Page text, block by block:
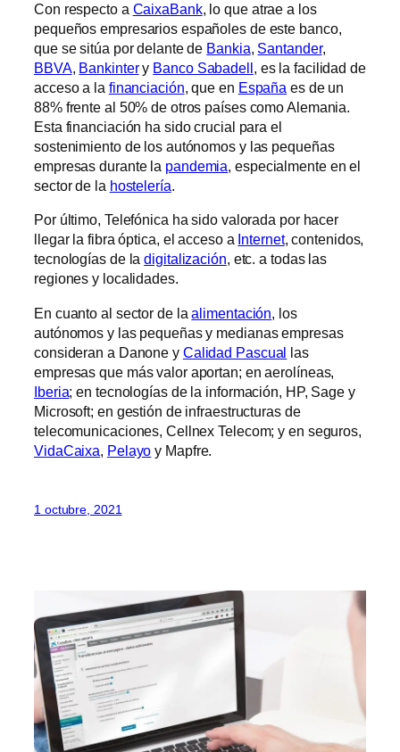
Con respecto a CaixaBank, lo que atrae a los
pequeños empresarios españoles de este banco,
que se sitúa por delante de Bankia, Santander,
BBVA, Bankintery Banco Sabadell, es la facilidad de
acceso a la financiación, que en España es de un
88% frente al 50% de otros países como Alemania.
Esta financiación ha sido crucial para el
sostenimiento de los autónomos y las pequeñas
empresas durante la pandemia, especialmente en el
sector de la hostelería.
Por último, Telefónica ha sido valorada por hacer
llegar la fibra óptica, el acceso a Internet, contenidos,
tecnologías de ladigitalización, etc. a todas las
regiones y localidades.
En cuanto al sector de laalimentación, los
autónomos y las pequeñas y medianas empresas
consideran a Danone y Calidad Pascual las
empresas que más valor aportan; en aerolíneas,
Iberia; en tecnologías de la información, HP, Sage y
Microsoft; en gestión de infraestructuras de
telecomunicaciones, Cellnex Telecom; y en seguros,
VidaCaixa, Pelayo y Mapfre.
1 octubre, 2021